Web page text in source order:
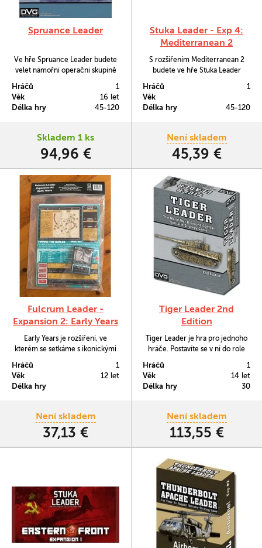
Spruance Leader
Ve hře Spruance Leader budete
velet námořní operační skupině
Hráčů
1
Věk
16 let
Délka hry
45-120
Skladem 1 ks
94,96 €
Stuka Leader - Exp 4:
Mediterranean 2
S rozšířením Mediterranean 2
budete ve hře Stuka Leader
Hráčů
1
Věk
Délka hry
45-120
Není skladem
45,39 €
Fulcrum Leader -
Expansion 2: Early Years
Early Years je rozšíření, ve
kterém se setkáme s ikonickými
války, které se pak objevovaly v
leteckých útvarech déle než jiné
poválečné modely kvůli tomu, jak
Tato sada obsahuje 56 karet a 88
žetonů ke hře Fulcrum Leader.
Hráčů
1
Věk
12 let
Délka hry
Není skladem
37,13 €
Tiger Leader 2nd
Edition
Tiger Leader je hra pro jednoho
hráče. Postavíte se v ní do role
kterými budete provádět
historicky akurátní rozhodnutí,
zatímco interní herní systém
vytvářet bitevní situace.
Hráčů
1
Věk
14 let
Délka hry
30
Není skladem
113,55 €